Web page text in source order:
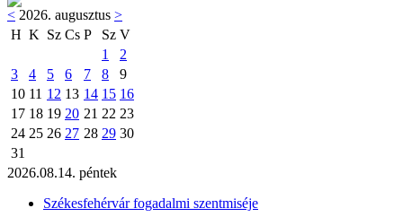
< 2026. augusztus >
H K Sz Cs P Sz V
1
2
3
4 5 6 7 8
9
10 11 12 13 14 15 16
17 18 19 20 21 22 23
24 25 26 27 28 29 30
31
2026.08.14. péntek
Székesfehérvár fogadalmi szentmiséje